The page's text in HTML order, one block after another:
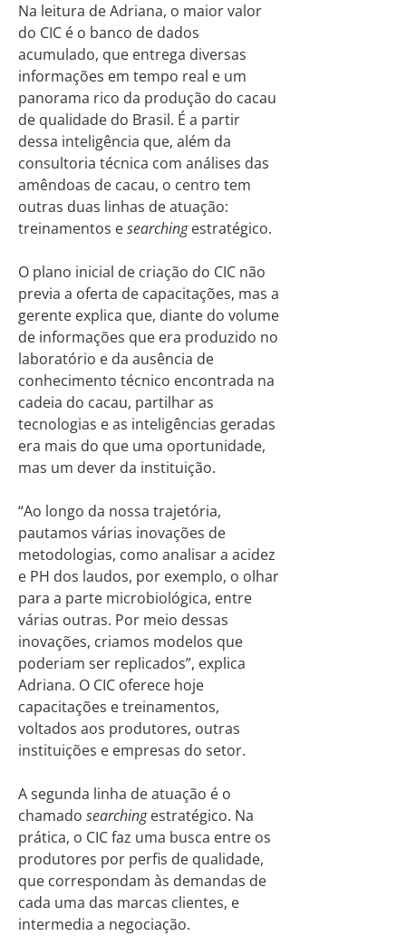
Na leitura de Adriana, o maior valor
do CIC é o banco de dados
acumulado, que entrega diversas
informações em tempo real e um
panorama rico da produção do cacau
de qualidade do Brasil. É a partir
dessa inteligência que, além da
consultoria técnica com análises das
amêndoas de cacau, o centro tem
outras duas linhas de atuação:
treinamentos esearchingestratégico.
O plano inicial de criação do CIC não
previa a oferta de capacitações, mas a
gerente explica que, diante do volume
de informações que era produzido no
laboratório e da ausência de
conhecimento técnico encontrada na
cadeia do cacau, partilhar as
tecnologias e as inteligências geradas
era mais do que uma oportunidade,
mas um dever da instituição.
“Ao longo da nossa trajetória,
pautamos várias inovações de
metodologias, como analisar a acidez
e PH dos laudos, por exemplo, o olhar
para a parte microbiológica, entre
várias outras. Por meio dessas
inovações, criamos modelos que
poderiam ser replicados”, explica
Adriana. O CIC oferece hoje
capacitações e treinamentos,
voltados aos produtores, outras
instituições e empresas do setor.
A segunda linha de atuação é o
chamado searchingestratégico. Na
prática, o CIC faz uma busca entre os
produtores por perfis de qualidade,
que correspondam às demandas de
cada uma das marcas clientes, e
intermedia a negociação.